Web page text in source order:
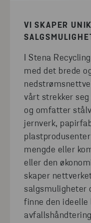
VI SKAPER
I Stena
med det brede
vårt strekker
og omfatter
jernverk,
mengde eller
eller den
skaper
salgsmuligheter
finne den ideelle